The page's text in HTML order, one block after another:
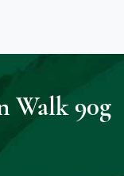
Walk 90g